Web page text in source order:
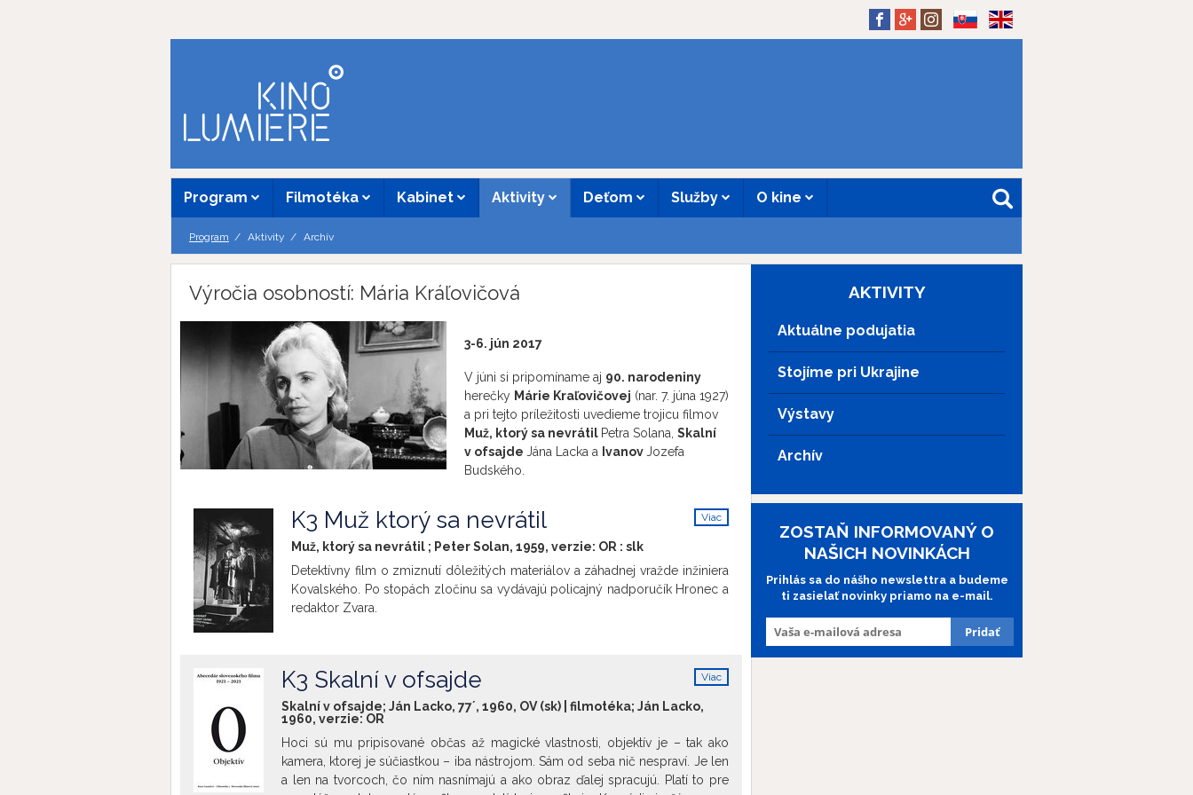
Program Filmotéka Kabinet Aktivity Deťom Služby O kine
Program Aktivity Archív
Výročia osobností: Mária Kráľovičová
3-6. jún 2017
V júni si pripomíname aj 90. narodeniny
herečky Márie Kraľovičovej (nar. 7. júna 1927)
a pri tejto príležitosti uvedieme trojicu filmov
Muž, ktorý sa nevrátil Petra Solana, Skalní
v ofsajde Jána Lacka a Ivanov Jozefa
Budského.
Viac
K3 Muž ktorý sa nevrátil
Muž, ktorý sa nevrátil ; Peter Solan, 1959, verzie: OR : slk
Detektívny film o zmiznutí dôležitých materiálov a záhadnej vražde inžiniera
Kovalského. Po stopách zločinu sa vydávajú policajný nadporučík Hronec a
redaktor Zvara.
Viac
K3 Skalní v ofsajde
Skalní v ofsajde; Ján Lacko, 77´, 1960, OV (sk) | filmotéka; Ján Lacko,
1960, verzie: OR
Hoci sú mu pripisované občas až magické vlastnosti, objektív je – tak ako
kamera, ktorej je súčiastkou – iba nástrojom. Sám od seba nič nespraví. Je len
a len na tvorcoch, čo ním nasnímajú a ako obraz ďalej spracujú. Platí to pre
AKTIVITY
Aktuálne podujatia
Stojíme pri Ukrajine
Výstavy
Archív
ZOSTAŇ INFORMOVANÝ O
NAŠICH NOVINKÁCH
Prihlás sa do nášho newslettra a budeme
ti zasielať novinky priamo na e-mail.